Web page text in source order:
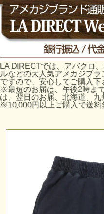
LA DIRECTでは、アバクロ
ルなどの大人気アメカジブ
ですので、安心してご購入下
※最短のお届は、午後2時ま
は、翌日のお届、北海道、九
※10,000円以上ご購入で送料